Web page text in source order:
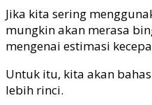
Jika kita sering
mungkin akan merasa
mengenai estimasi
Untuk itu, kita akan
lebih rinci.